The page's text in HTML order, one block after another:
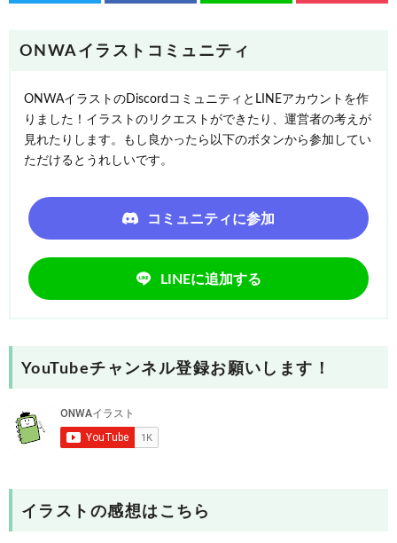
ONWAイラストコミュニティ
ONWAイラストのDiscordコミュニティとLINEアカウントを作
りました！イラストのリクエストができたり、運営者の考えが
見れたりします。もし良かったら以下のボタンから参加してい
ただけるとうれしいです。
コミュニティに参加
LINEに追加する
YouTubeチャンネル登録お願いします！
イラストの感想はこちら